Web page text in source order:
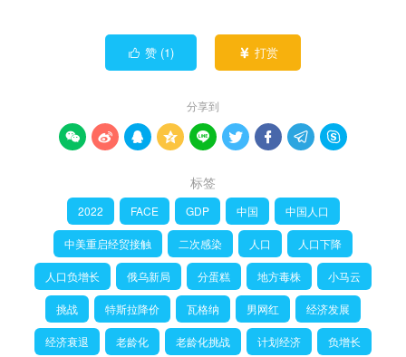
 赞 (1)  打赏
分享到
        
标签
2022 FACE GDP 中国 中国人口
中美重启经贸接触 二次感染 人口 人口下降
人口负增长 俄乌新局 分蛋糕 地方毒株 小马云
挑战 特斯拉降价 瓦格纳 男网红 经济发展
经济衰退 老龄化 老龄化挑战 计划经济 负增长